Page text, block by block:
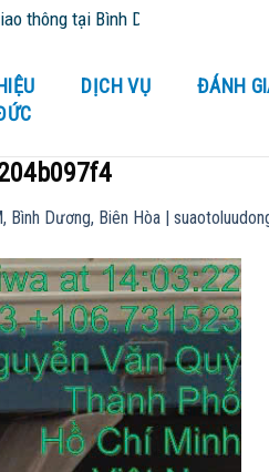
tại Bình Dương và tỉnh thành lân
DỊCH VỤ ĐÁNH
Bình Dương, Biên Hòa |